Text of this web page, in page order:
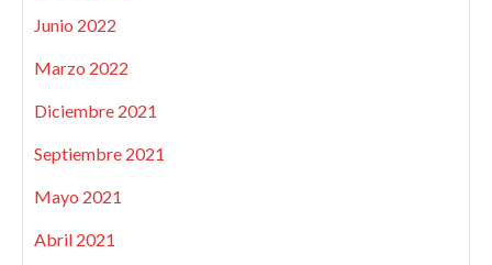
Junio 2022
Marzo 2022
Diciembre 2021
Septiembre 2021
Mayo 2021
Abril 2021